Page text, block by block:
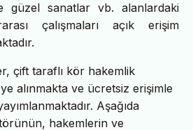
güzel sanatlar vb. alanlardaki
çalışmaları açık erişim
çift taraflı kör hakemlik
alınmakta ve ücretsiz erişimle
Aşağıda
hakemlerin ve